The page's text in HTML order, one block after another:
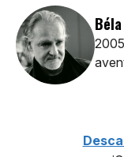
2005